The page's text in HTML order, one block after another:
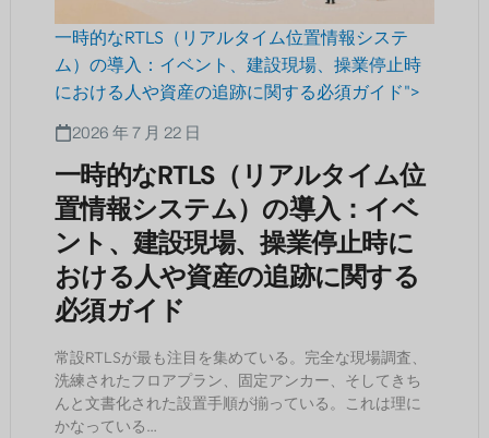
一時的なRTLS（リアルタイム位置情報システ
ム）の導入：イベント、建設現場、操業停止時
における人や資産の追跡に関する必須ガイド">
2026 年 7 月 22 日
一時的なRTLS（リアルタイム位
置情報システム）の導入：イベ
ント、建設現場、操業停止時に
おける人や資産の追跡に関する
必須ガイド
常設RTLSが最も注目を集めている。完全な現場調査、
洗練されたフロアプラン、固定アンカー、そしてきち
んと文書化された設置手順が揃っている。これは理に
かなっている…